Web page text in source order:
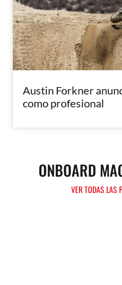
Austin Forkner
como profesional
ONBOARD
VER TODAS LAS